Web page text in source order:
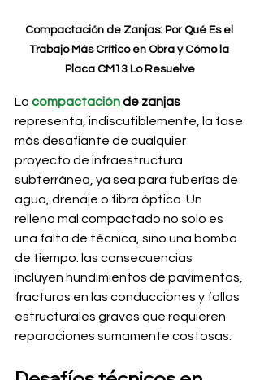
Compactación de Zanjas: Por Qué Es el
Trabajo Más Crítico en Obra y Cómo la
Placa CM13 Lo Resuelve
La compactación de zanjas
representa, indiscutiblemente, la fase
más desafiante de cualquier
proyecto de infraestructura
subterránea, ya sea para tuberías de
agua, drenaje o fibra óptica. Un
relleno mal compactado no solo es
una falta de técnica, sino una bomba
de tiempo: las consecuencias
incluyen hundimientos de pavimentos,
fracturas en las conducciones y fallas
estructurales graves que requieren
reparaciones sumamente costosas.